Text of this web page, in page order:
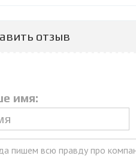
отзыв
имя: